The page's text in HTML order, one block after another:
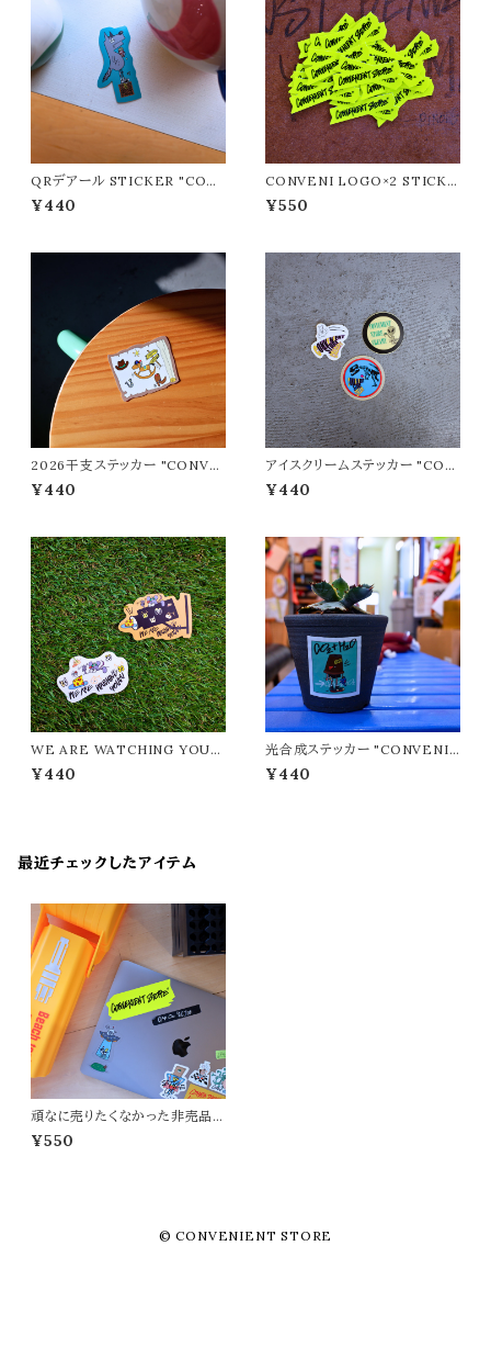
QRデアール STICKER "CON
VENIENT STORE/コンビニ
エントストア"
¥440
CONVENI LOGO×2 STICKE
R "CONVENIENT STORE/
コンビニエントストア"
¥550
2026干支ステッカー "CONVE
NIENT STORE/コンビニエン
トストア"
¥440
アイスクリームステッカー "CON
VENIENT STORE/コンビニ
エントストア"
¥440
WE ARE WATCHING YOUU
U STICKER "CONVENIENT
STORE/コンビニエントストア"
¥440
光合成ステッカー "CONVENIE
NT STORE/コンビニエントスト
ア"
¥440
最近チェックしたアイテム
頑なに売りたくなかった非売品ロ
ゴステッカー(大きい) "CONVE
NIENT STORE/コンビニエン
¥550
© CONVENIENT STORE